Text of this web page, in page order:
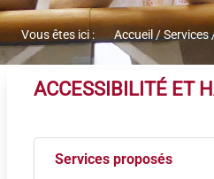
Vous êtes ici :
Accueil /Services
ACCESSIBILITÉ ET
Services proposés